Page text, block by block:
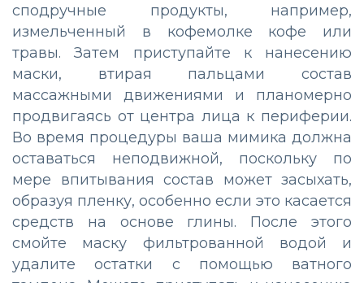
сподручные продукты, например,
измельченный в кофемолке кофе или
травы. Затем приступайте к нанесению
маски, втирая пальцами состав
массажными движениями и планомерно
продвигаясь от центра лица к периферии.
Во время процедуры ваша мимика должна
оставаться неподвижной, поскольку по
мере впитывания состав может засыхать,
образуя пленку, особенно если это касается
средств на основе глины. После этого
смойте маску фильтрованной водой и
удалите остатки с помощью ватного